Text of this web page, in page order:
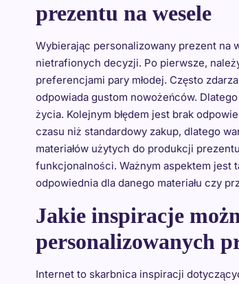
prezentu na wesele
Wybierając personalizowany prezent na
nietrafionych decyzji. Po pierwsze,
preferencjami pary młodej. Często
odpowiada gustom nowożeńców.
życia. Kolejnym błędem jest brak
czasu niż standardowy zakup, dlatego
materiałów użytych do produkcji
funkcjonalności. Ważnym aspektem jest
odpowiednia dla danego materiału czy
Jakie inspiracje
personalizowanych
Internet to skarbnica inspiracji